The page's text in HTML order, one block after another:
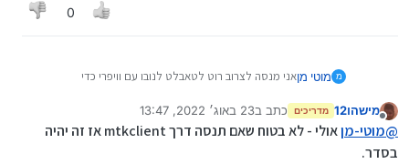
0
מ מוטי מןאני מנסה לצרוב רוט לטאבלט לנובו עם וויפרי כדי
ניסיון הצריבה בSP
זה טאבלט עם וייפרי.
מנותק
מישהו12 מדריכים כתב ב23 באוג׳ 2022, 13:47
נערך לאחרונה על ידי
@מוטי-מן
אולי - לא בטוח שאם תנסה דרך mtkclient אז זה יהיה
בסדר.